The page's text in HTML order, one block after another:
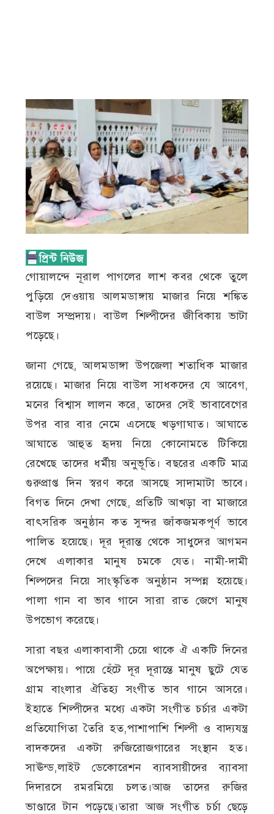
গোয়ালন্দে নূরাল পাগলের লাশ কবর থেকে তুলে
পুড়িয়ে দেওয়ায় আলমডাঙ্গায় মাজার নিয়ে শঙ্কিত
বাউল সম্প্রদায়। বাউল শিল্পীদের জীবিকায় ভাটা
পড়েছে।
জানা গেছে, আলমডাঙ্গা উপজেলা শতাধিক মাজার
রয়েছে। মাজার নিয়ে বাউল সাধকদের যে আবেগ,
মনের বিশ্বাস লালন করে, তাদের সেই ভাবাবেগের
উপর বার বার নেমে এসেছে খড়গাঘাত। আঘাতে
আঘাতে আহুত হৃদয় নিয়ে কোনোমতে টিকিয়ে
রেখেছে তাদের ধর্মীয় অনুভূতি। বছরের একটি মাত্র
গুরুপ্রাপ্ত দিন স্বরণ করে আসছে সাদামাটা ভাবে।
বিগত দিনে দেখা গেছে, প্রতিটি আখড়া বা মাজারে
বাৎসরিক অনুষ্ঠান কত সুন্দর জাঁকজমকপূর্ণ ভাবে
পালিত হয়েছে। দূর দূরান্ত থেকে সাধুদের আগমন
দেখে এলাকার মানুষ চমকে যেত। নামী-দামী
শিল্পদের নিয়ে সাংস্কৃতিক অনুষ্ঠান সম্পন্ন হয়েছে।
পালা গান বা ভাব গানে সারা রাত জেগে মানুষ
উপভোগ করেছে।
সারা বছর এলাকাবাসী চেয়ে থাকে ঐ একটি দিনের
অপেক্ষায়। পায়ে হেঁটে দূর দূরান্তে মানুষ ছুটে যেত
গ্রাম বাংলার ঐতিহ্য সংগীত ভাব গানে আসরে।
ইহাতে শিল্পীদের মধ্যে একটা সংগীত চর্চার একটা
প্রতিযোগিতা তৈরি হত,পাশাপাশি শিল্পী ও বাদ্যযন্ত্র
বাদকদের একটা রুজিরোজগারের সংস্থান হত।
সাঊন্ড,লাইট ডেকোরেশন ব্যাবসায়ীদের ব্যাবসা
দিদারসে রমরমিয়ে চলত।আজ তাদের রুজির
ভাণ্ডারে টান পড়েছে।তারা আজ সংগীত চর্চা ছেড়ে